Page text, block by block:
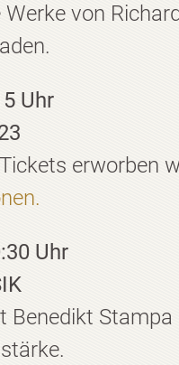
von
Uhr
erworben
Uhr
Benedikt Stampa